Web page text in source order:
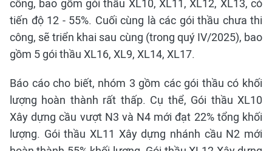
công, bao gồm gói thầu XL10, XL11, XL12, XL13, có
tiến độ 12 - 55%. Cuối cùng là các gói thầu chưa thi
công, sẽ triển khai sau cùng (trong quý IV/2025), bao
gồm 5 gói thầu XL16, XL9, XL14, XL17.
Báo cáo cho biết, nhóm 3 gồm các gói thầu có khối
lượng hoàn thành rất thấp. Cụ thể, Gói thầu XL10
Xây dựng cầu vượt N3 và N4 mới đạt 22% tổng khối
lượng. Gói thầu XL11 Xây dựng nhánh cầu N2 mới